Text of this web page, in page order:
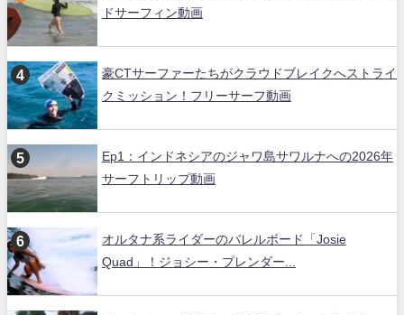
ドサーフィン動画
豪CTサーファーたちがクラウドブレイクへストライ
クミッション！フリーサーフ動画
Ep1：インドネシアのジャワ島サワルナへの2026年
サーフトリップ動画
オルタナ系ライダーのバレルボード「Josie
Quad」！ジョシー・プレンダー...